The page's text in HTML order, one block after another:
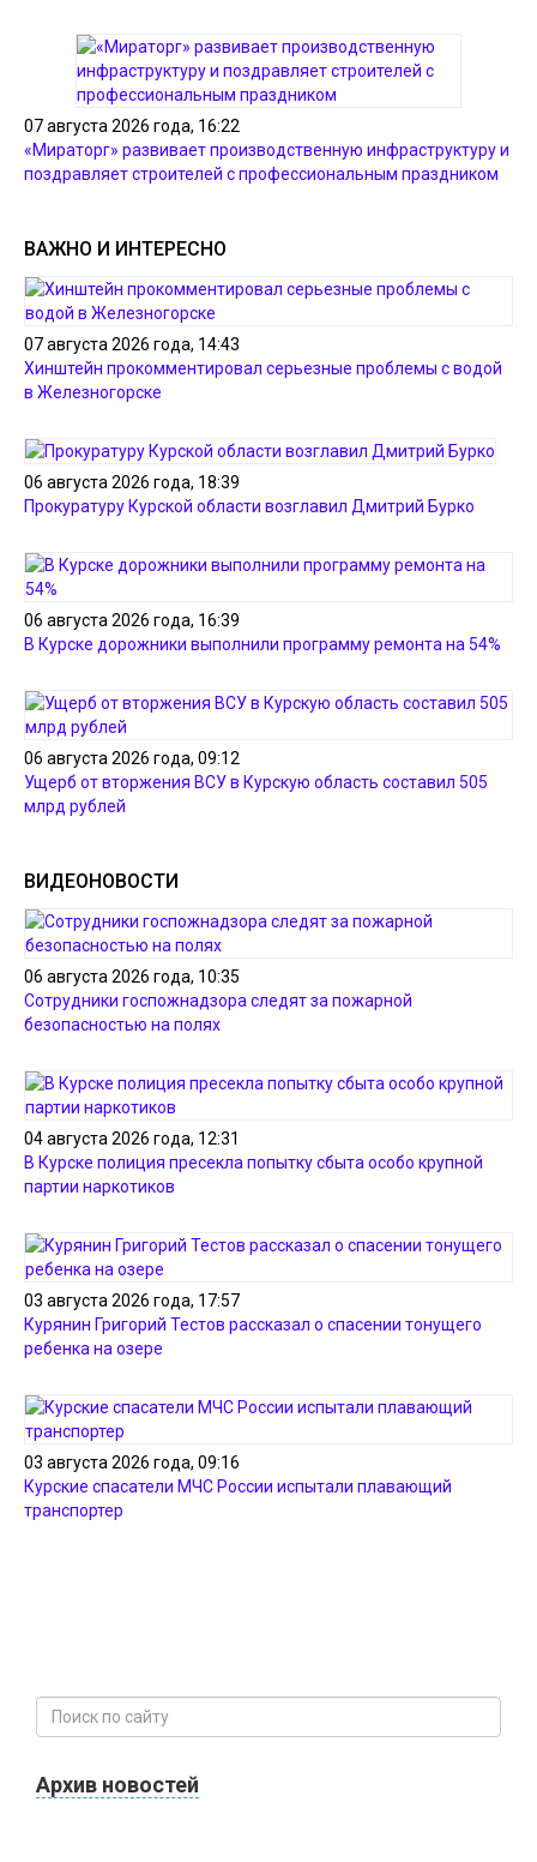
07 августа 2026 года, 16:22
«Мираторг» развивает производственную инфраструктуру и
поздравляет строителей с профессиональным праздником
ВАЖНО И ИНТЕРЕСНО
07 августа 2026 года, 14:43
Хинштейн прокомментировал серьезные проблемы с водой
в Железногорске
06 августа 2026 года, 18:39
Прокуратуру Курской области возглавил Дмитрий Бурко
06 августа 2026 года, 16:39
В Курске дорожники выполнили программу ремонта на 54%
06 августа 2026 года, 09:12
Ущерб от вторжения ВСУ в Курскую область составил 505
млрд рублей
ВИДЕОНОВОСТИ
06 августа 2026 года, 10:35
Сотрудники госпожнадзора следят за пожарной
безопасностью на полях
04 августа 2026 года, 12:31
В Курске полиция пресекла попытку сбыта особо крупной
партии наркотиков
03 августа 2026 года, 17:57
Курянин Григорий Тестов рассказал о спасении тонущего
ребенка на озере
03 августа 2026 года, 09:16
Курские спасатели МЧС России испытали плавающий
транспортер
Архив новостей